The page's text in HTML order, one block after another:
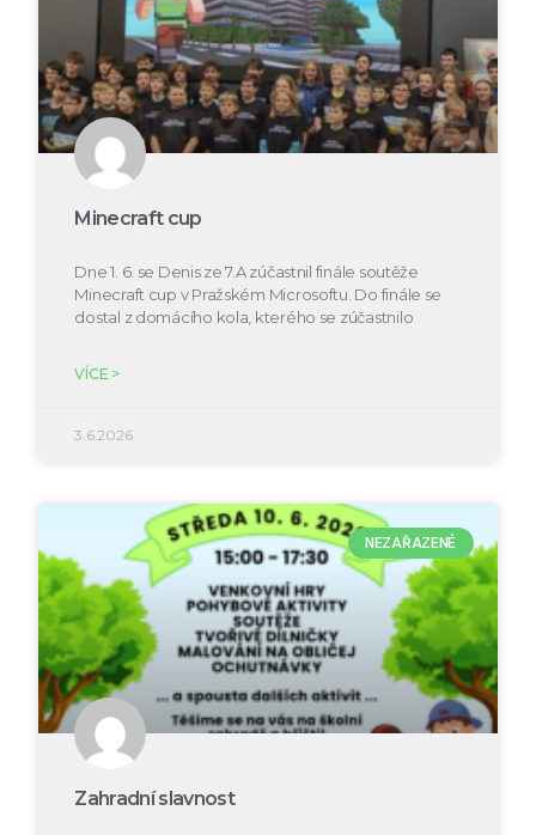
Minecraft cup
Dne 1. 6. se Denis ze 7.A zúčastnil finále soutěže
Minecraft cup v Pražském Microsoftu. Do finále se
dostal z domácího kola, kterého se zúčastnilo
VÍCE >
3.6.2026
NEZAŘAZENÉ
Zahradní slavnost